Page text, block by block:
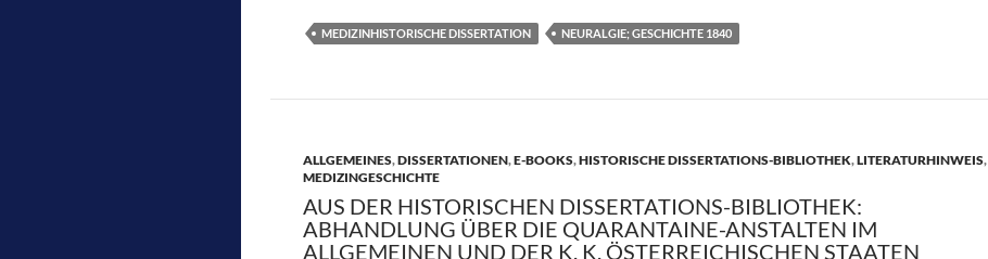
e
b
o
k
to
d
o
ail le
n
MEDIZINHISTORISCHE DISSERTATION NEURALGIE; GESCHICHTE 1840
ALLGEMEINES,DISSERTATIONEN,E-BOOKS,HISTORISCHE DISSERTATIONS-BIBLIOTHEK,LITERATURHINWEIS,
MEDIZINGESCHICHTE
AUS DER HISTORISCHEN DISSERTATIONS-BIBLIOTHEK:
ABHANDLUNG ÜBER DIE QUARANTAINE-ANSTALTEN IM
ALLGEMEINEN UND DER K. K. ÖSTERREICHISCHEN STAATEN